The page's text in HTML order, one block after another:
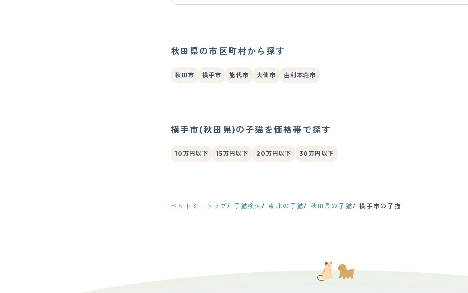
秋田県の市区町村から探す
秋田市 横手市 能代市 大仙市 由利本荘市
横手市(秋田県)の子猫を価格帯で探す
10万円以下 15万円以下 20万円以下 30万円以下
ペットミートップ 子猫検索 東北の子猫 秋田県の子猫 横手市の子猫